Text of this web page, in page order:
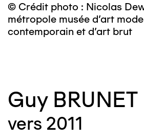
© Crédit photo : Nicolas
métropole musée d’art
contemporain et d’art brut
Guy BRUNET
vers 2011